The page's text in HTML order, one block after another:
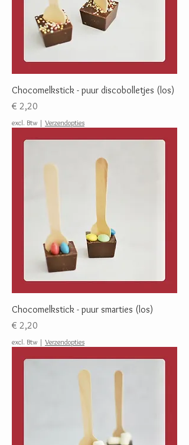
Chocomelkstick - puur discobolletjes (los)
Prijs
€ 2,20
excl. Btw | Verzendopties
Chocomelkstick - puur smarties (los)
Prijs
€ 2,20
excl. Btw | Verzendopties